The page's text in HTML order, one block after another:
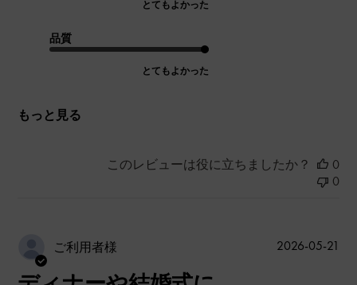
とてもよかった
品質
とてもよかった
もっと見る
このレビューは役に立ちましたか？
0
0
ご利用者様 2026-05-21